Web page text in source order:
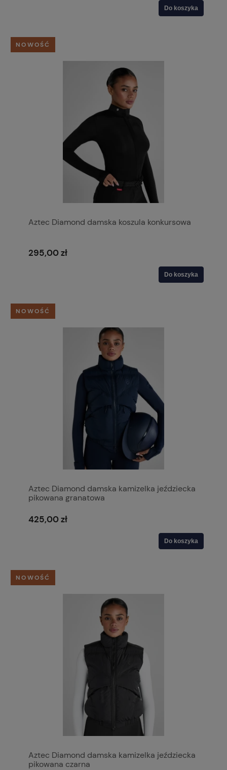
Do koszyka
Aztec Diamond damska koszula konkursowa
295,00 zł
Do koszyka
NOWOŚĆ
Aztec Diamond damska kamizelka jeździecka
pikowana granatowa
425,00 zł
Do koszyka
NOWOŚĆ
Aztec Diamond damska kamizelka jeździecka
pikowana czarna
NOWOŚĆ